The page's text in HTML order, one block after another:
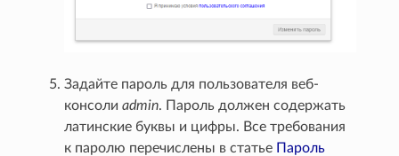
Задайте пароль для пользователя веб-
консолиadmin. Пароль должен содержать
латинские буквы и цифры. Все требования
к паролю перечислены в статье Пароль